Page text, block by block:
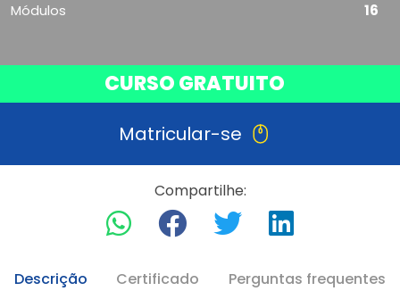
Módulos
16
CURSO GRATUITO
Matricular-se
Compartilhe:
Descrição Certificado Perguntas frequentes